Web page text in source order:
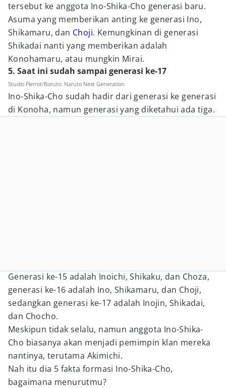
tersebut ke anggota Ino-Shika-Cho generasi baru.
Asuma yang memberikan anting ke generasi Ino,
Shikamaru, dan Choji. Kemungkinan di generasi
Shikadai nanti yang memberikan adalah
Konohamaru, atau mungkin Mirai.
5. Saat ini sudah sampai generasi ke-17
Studio Pierrot/Boruto: Naruto Next Generation
Ino-Shika-Cho sudah hadir dari generasi ke generasi
di Konoha, namun generasi yang diketahui ada tiga.
Generasi ke-15 adalah Inoichi, Shikaku, dan Choza,
generasi ke-16 adalah Ino, Shikamaru, dan Choji,
sedangkan generasi ke-17 adalah Inojin, Shikadai,
dan Chocho.
Meskipun tidak selalu, namun anggota Ino-Shika-
Cho biasanya akan menjadi pemimpin klan mereka
nantinya, terutama Akimichi.
Nah itu dia 5 fakta formasi Ino-Shika-Cho,
bagaimana menurutmu?